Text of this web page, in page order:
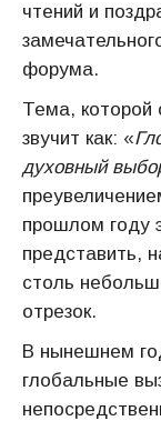
чтений и
форума.
Тема, которой
звучит как: «
духовный
прошлом году
представить,
столь
отрезок.
В нынешнем
глобальные